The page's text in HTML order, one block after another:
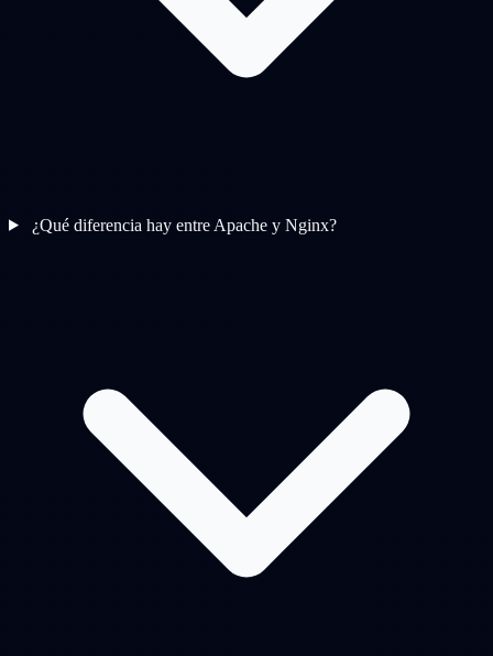
¿Qué diferencia hay entre Apache y Nginx?